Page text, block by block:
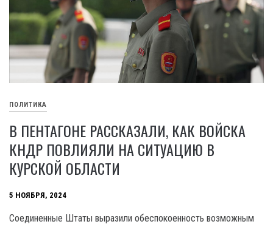
ПОЛИТИКА
В ПЕНТАГОНЕ РАССКАЗАЛИ, КАК ВОЙСКА
КНДР ПОВЛИЯЛИ НА СИТУАЦИЮ В
КУРСКОЙ ОБЛАСТИ
5 НОЯБРЯ, 2024
Соединенные Штаты выразили обеспокоенность возможным